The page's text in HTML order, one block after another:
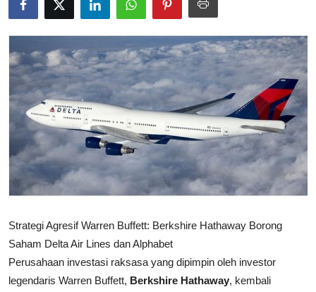
Rekomendasi
Strategi Agresif Warren Buffett: Berkshire Hathaway Borong
Saham Delta Air Lines dan Alphabet
Perusahaan investasi raksasa yang dipimpin oleh investor
legendaris Warren Buffett, Berkshire Hathaway, kembali